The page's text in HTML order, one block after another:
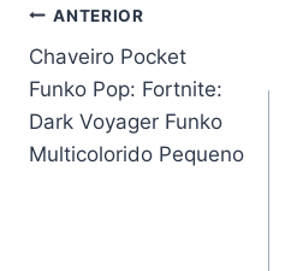
Navegação
de
Post
ANTERIOR
Chaveiro Pocket
Funko Pop: Fortnite:
Dark Voyager Funko
Multicolorido Pequeno